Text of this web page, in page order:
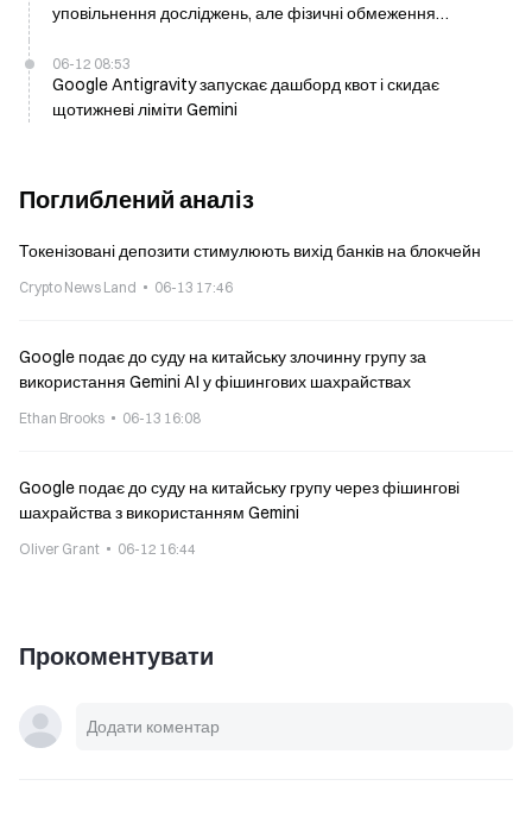
уповільнення досліджень, але фізичні обмеження
06-12 08:53
Google Antigravity запускає дашборд квот і скидає
щотижневі ліміти Gemini
Поглиблений аналіз
Токенізовані депозити стимулюють вихід банків на блокчейн
Crypto News Land 06-13 17:46
Google подає до суду на китайську злочинну групу за
використання Gemini AI у фішингових шахрайствах
Ethan Brooks 06-13 16:08
Google подає до суду на китайську групу через фішингові
шахрайства з використанням Gemini
Oliver Grant 06-12 16:44
Прокоментувати